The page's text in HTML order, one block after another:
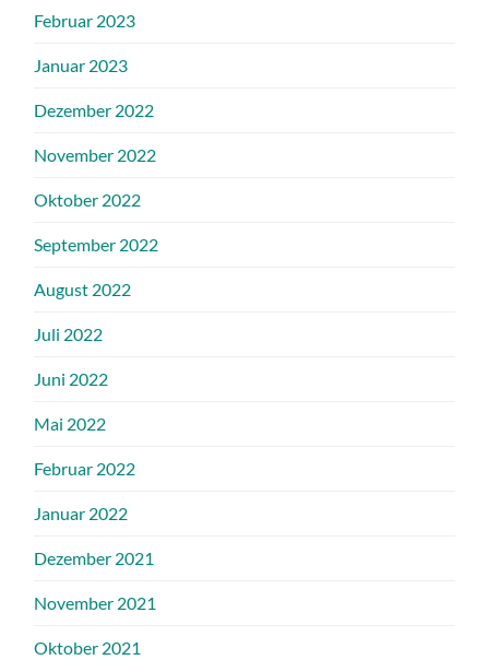
Februar 2023
Januar 2023
Dezember 2022
November 2022
Oktober 2022
September 2022
August 2022
Juli 2022
Juni 2022
Mai 2022
Februar 2022
Januar 2022
Dezember 2021
November 2021
Oktober 2021